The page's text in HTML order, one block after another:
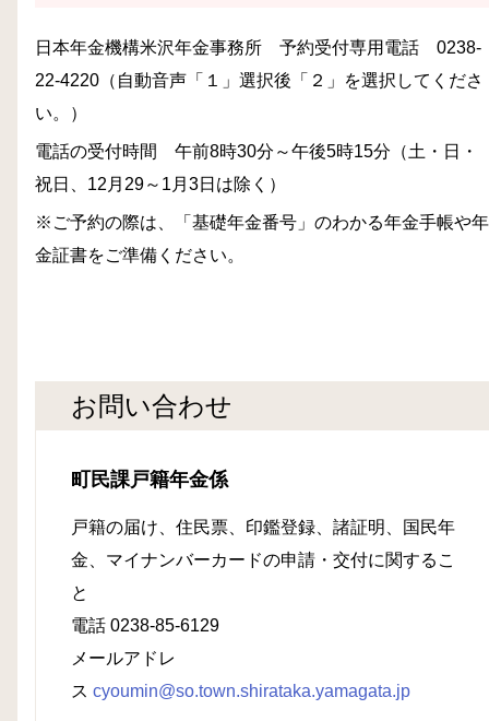
日本年金機構米沢年金事務所 予約受付専用電話 0238-
22-4220（自動音声「１」選択後「２」を選択してくださ
い。）
電話の受付時間 午前8時30分～午後5時15分（土・日・
祝日、12月29～1月3日は除く）
※ご予約の際は、「基礎年金番号」のわかる年金手帳や年
金証書をご準備ください。
お問い合わせ
町民課戸籍年金係
戸籍の届け、住民票、印鑑登録、諸証明、国民年
金、マイナンバーカードの申請・交付に関するこ
と
電話 0238-85-6129
メールアドレ
ス cyoumin@so.town.shirataka.yamagata.jp